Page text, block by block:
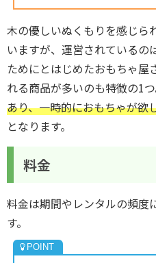
木の優しいぬくもりを感じら
いますが、運営されているの
ためにとはじめたおもちゃ屋
れる商品が多いのも特徴の1つ
あり、一時的におもちゃが欲
となります。
料金
料金は期間やレンタルの頻度
す。